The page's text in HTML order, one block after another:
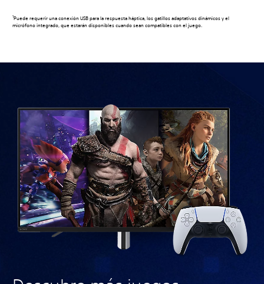
1Puede requerir una conexión USB para la respuesta háptica, los gatillos adaptativos dinámicos y el
micrófono integrado, que estarán disponibles cuando sean compatibles con el juego.